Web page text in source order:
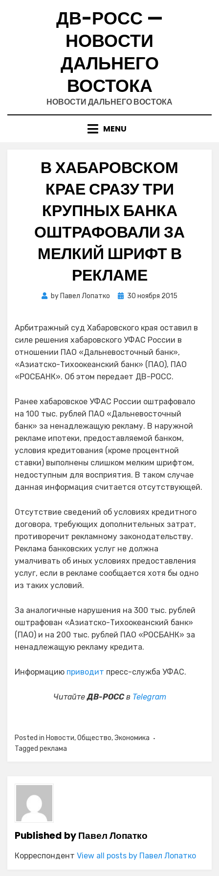
ДВ-РОСС —
НОВОСТИ
ДАЛЬНЕГО
ВОСТОКА
НОВОСТИ ДАЛЬНЕГО ВОСТОКА
MENU
В ХАБАРОВСКОМ
КРАЕ СРАЗУ ТРИ
КРУПНЫХ БАНКА
ОШТРАФОВАЛИ ЗА
МЕЛКИЙ ШРИФТ В
РЕКЛАМЕ
by Павел Лопатко
Posted
30 ноября 2015
Арбитражный суд Хабаровского края оставил в
силе решения хабаровского УФАС России в
отношении ПАО «Дальневосточный банк»,
«Азиатско-Тихоокеанский банк» (ПАО), ПАО
«РОСБАНК». Об этом передает ДВ-РОСС.
Ранее хабаровское УФАС России оштрафовало
на 100 тыс. рублей ПАО «Дальневосточный
банк» за ненадлежащую рекламу. В наружной
рекламе ипотеки, предоставляемой банком,
условия кредитования (кроме процентной
ставки) выполнены слишком мелким шрифтом,
недоступным для восприятия. В таком случае
данная информация считается отсутствующей.
Отсутствие сведений об условиях кредитного
договора, требующих дополнительных затрат,
противоречит рекламному законодательству.
Реклама банковских услуг не должна
умалчивать об иных условиях предоставления
услуг, если в рекламе сообщается хотя бы одно
из таких условий.
За аналогичные нарушения на 300 тыс. рублей
оштрафован «Азиатско-Тихоокеанский банк»
(ПАО) и на 200 тыс. рублей ПАО «РОСБАНК» за
ненадлежащую рекламу кредита.
Информацию приводит пресс-служба УФАС.
ЧитайтеДВ-РОССв Telegram
Posted in Новости,Общество,Экономика
Tagged реклама
Published byПавел Лопатко
Корреспондент View all posts by Павел Лопатко